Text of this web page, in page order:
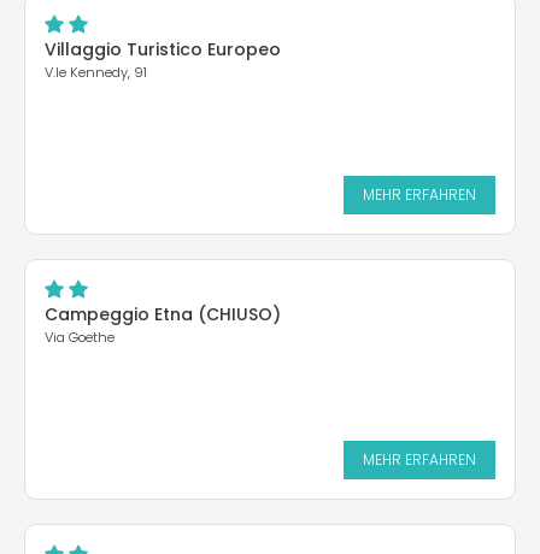
Villaggio Turistico Europeo
V.le Kennedy, 91
MEHR ERFAHREN
Campeggio Etna (CHIUSO)
Via Goethe
MEHR ERFAHREN